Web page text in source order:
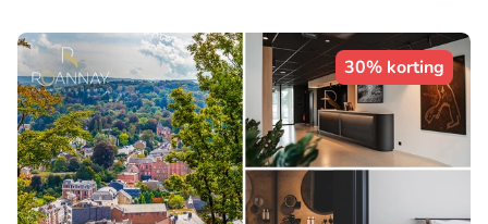
30% korting